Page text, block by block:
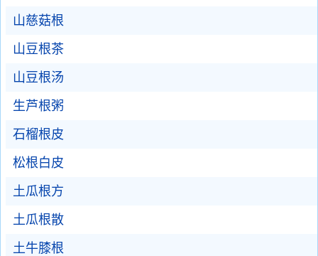
山慈菇根
山豆根茶
山豆根汤
生芦根粥
石榴根皮
松根白皮
土瓜根方
土瓜根散
土牛膝根